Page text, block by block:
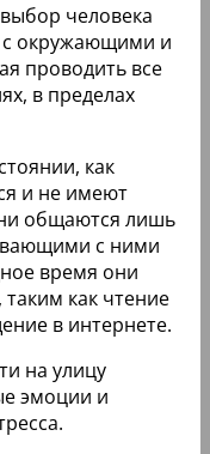
человека
с окружающими и
проводить все
в пределах
как
и не имеют
общаются лишь
с ними
время они
как чтение
в интернете.
на улицу
эмоции и